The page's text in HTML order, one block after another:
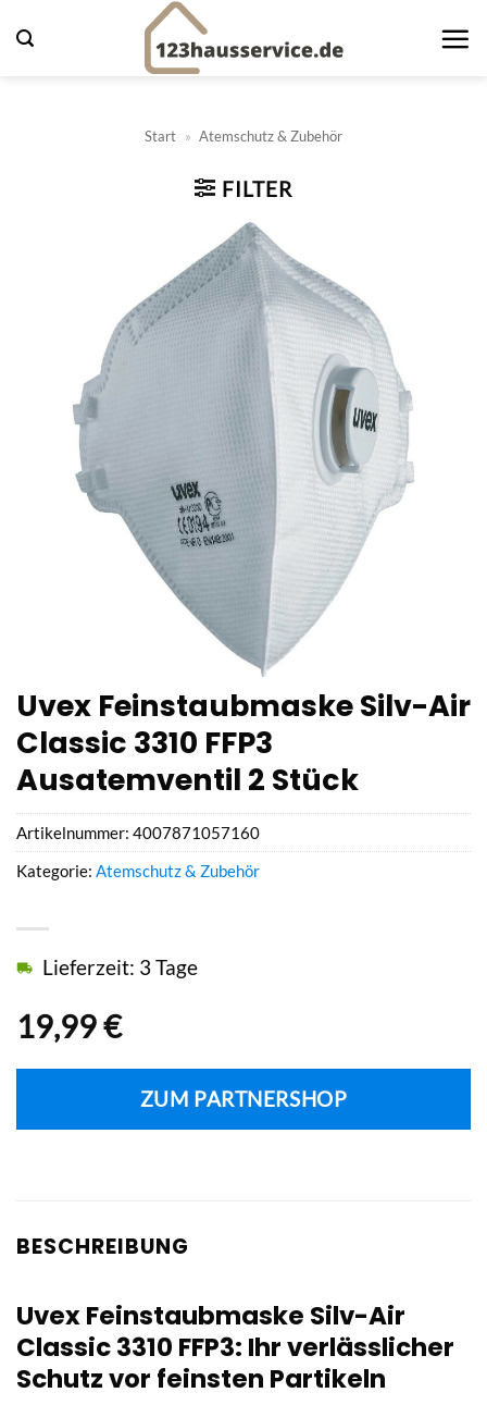
Inhalt
Start » Atemschutz & Zubehör
FILTER
Uvex Feinstaubmaske Silv-Air
Classic 3310 FFP3
Ausatemventil 2 Stück
19,99€
Lieferzeit: 3 Tage
ZUM PARTNERSHOP
Artikelnummer: 4007871057160
Kategorie: Atemschutz & Zubehör
BESCHREIBUNG
Uvex Feinstaubmaske Silv-Air
Classic 3310 FFP3: Ihr verlässlicher
Schutz vor feinsten Partikeln